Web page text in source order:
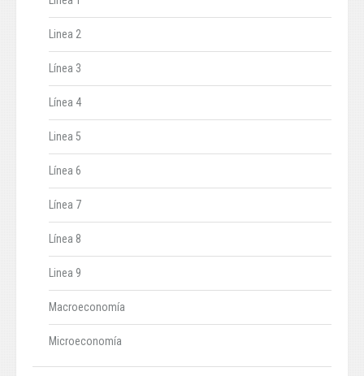
Linea 2
Línea 3
Línea 4
Linea 5
Línea 6
Línea 7
Línea 8
Linea 9
Macroeconomía
Microeconomía